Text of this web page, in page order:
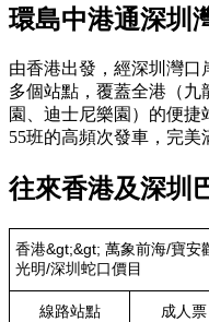
環島中港通深圳
由香港出發，經深圳灣
多個站點，覆蓋全港（
園、迪士尼樂園）的便
55班的高頻次發車，完美
往來香港及深圳
香港&gt;&gt; 萬象前海/寶安
光明/深圳蛇口價目
線路站點 成人票